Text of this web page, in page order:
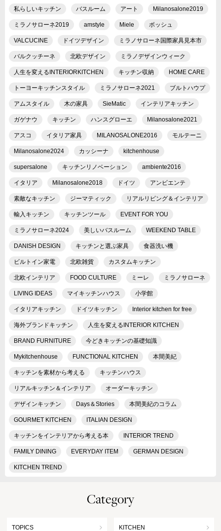
私らしいキッチン バスルーム アート Milanosalone2019
ミラノサローネ2019 amstyle Miele ボッシュ
VALCUCINE ドイツデザイン ミラノサローネ国際家具見本市
バルクッチーネ 北欧デザイン ミラノデザインウィーク
人生を変えるINTERIORKITCHEN キッチン収納 HOME CARE
トーヨーキッチンスタイル ミラノサローネ2021 ブルトハウプ
アムスタイル 木の家具 SieMatic インテリアキッチン
ガゲナウ キッチン ハンスグローエ Milanosalone2021
アスコ イタリア家具 MILANOSALONE2016 モルテーニ
Milanosalone2024 カッシーナ kitchenhouse
supersalone キッチンリノベーション ambiente2016
イタリア Milanosalone2018 ドイツ アンビエンテ
素敵なキッチン ジーマティック リアルリビング＆インテリア
輸入キッチン キッチンツール EVENT FOR YOU
ミラノサローネ2024 美しいバスルーム WEEKEND TABLE
DANISH DESIGN キッチンと選ぶ家具 食器洗い機
ビルトイン家電 北欧雑貨 カスタムキッチン
北欧インテリア FOOD CULTURE ミーレ ミラノサローネ
LIVING IDEAS マイキッチンハウス 小学館
イタリアキッチン ドイツキッチン Interior kitchen for free
海外ブランドキッチン 人生を変えるINTERIOR KITCHEN
BRAND FURNITURE 今どきキッチンの基礎知識
Mykitchenhouse FUNCTIONAL KITCHEN 本間美紀
キッチンを素材から考える キッチンハウス
リアルキッチン＆インテリア オーダーキッチン
デザインキッチン Days＆Stories 本間美紀のコラム
GOURMET KITCHEN ITALIAN DESIGN
キッチンをインテリアから考える本 INTERIOR TREND
FAMILY DINING EVERYDAY ITEM GERMAN DESIGN
KITCHEN TREND
Category
TOPICS KITCHEN